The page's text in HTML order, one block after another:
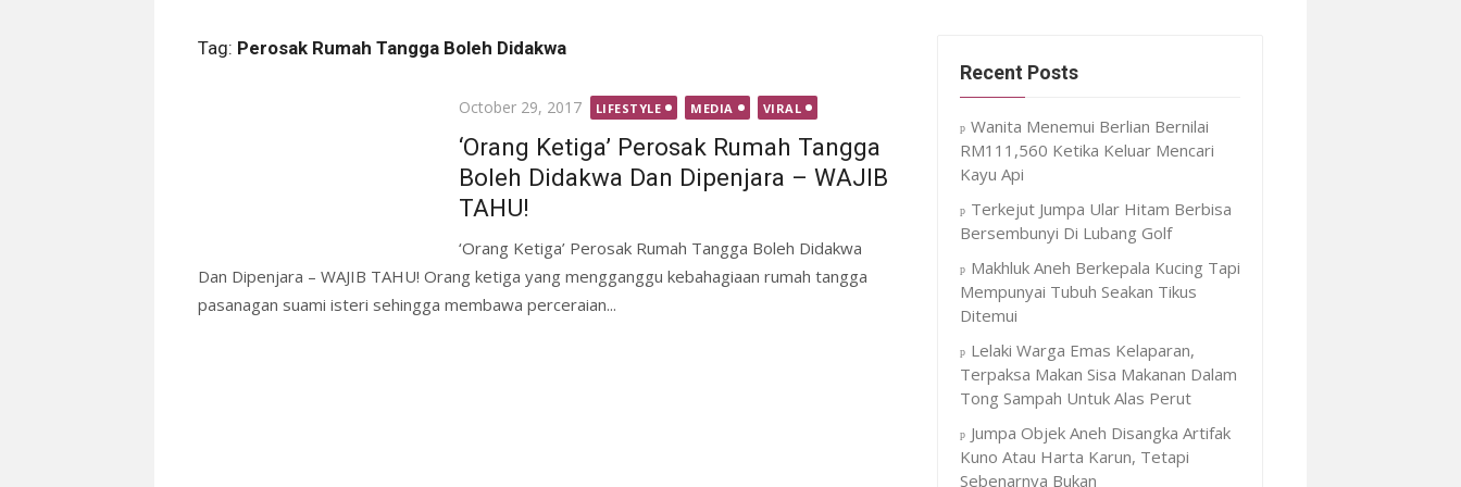
Tag: Perosak Rumah Tangga Boleh Didakwa
Posted
October 29, 2017 LIFESTYLE MEDIA VIRAL
‘Orang Ketiga’ Perosak Rumah Tangga
Boleh Didakwa Dan Dipenjara – WAJIB
TAHU!
‘Orang Ketiga’ Perosak Rumah Tangga Boleh Didakwa
Dan Dipenjara – WAJIB TAHU! Orang ketiga yang mengganggu kebahagiaan rumah tangga
pasanagan suami isteri sehingga membawa perceraian...
Recent Posts
Wanita Menemui Berlian Bernilai
RM111,560 Ketika Keluar Mencari
Kayu Api
Terkejut Jumpa Ular Hitam Berbisa
Bersembunyi Di Lubang Golf
Makhluk Aneh Berkepala Kucing Tapi
Mempunyai Tubuh Seakan Tikus
Ditemui
Lelaki Warga Emas Kelaparan,
Terpaksa Makan Sisa Makanan Dalam
Tong Sampah Untuk Alas Perut
Jumpa Objek Aneh Disangka Artifak
Kuno Atau Harta Karun, Tetapi
Sebenarnya Bukan